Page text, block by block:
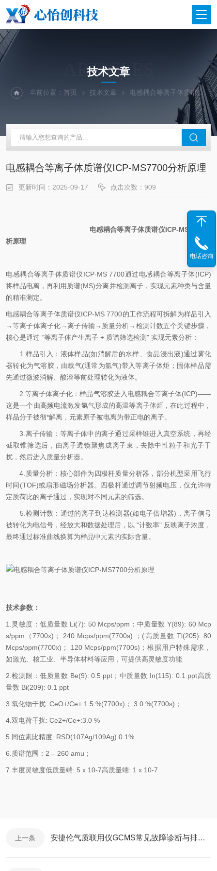
ARTICLES
技术文章
当前位置：首页 技术文章 电感耦合等离子体质谱仪ICP-MS7700分析原理
电感耦合等离子体质谱仪ICP-MS7700分析原理
更新时间：2025-09-17 点击次数：909
电感耦合等离子体质谱仪ICP-MS7700分
析原理
电感耦合等离子体质谱仪ICP-MS 7700通过电感耦合等离子体(ICP)
将样品电离，再利用质谱(MS)分离并检测离子，实现元素种类与含量
的精准测定。
电感耦合等离子体质谱仪ICP-MS 7700的工作流程可拆解为样品引入
→等离子体离子化→离子传输→质量分析→检测计数五个关键步骤，
核心是通过 “等离子体产生离子 + 质谱筛选检测" 实现元素分析：
1.样品引入：液体样品(如消解后的水样、食品浸出液)通过雾化
器转化为气溶胶，由载气(通常为氩气)带入等离子体炬；固体样品需
先通过微波消解、酸溶等前处理转化为液体。
2.等离子体离子化：样品气溶胶进入电感耦合等离子体(ICP)——
这是一个由高频电流激发氩气形成的高温等离子体炬，在此过程中，
样品分子被彻*解离，元素原子被电离为带正电的离子。
3.离子传输：等离子体中的离子通过采样锥进入真空系统，再经
截取锥筛选后，由离子透镜聚焦成离子束，去除中性粒子和光子干
扰，然后进入质量分析器。
4.质量分析：核心部件为四极杆质量分析器，部分机型采用飞行
时间(TOF)或扇形磁场分析器。四极杆通过调节射频电压，仅允许特
定质荷比的离子通过，实现对不同元素的筛选。
5.检测计数：通过的离子到达检测器(如电子倍增器)，离子信号
被转化为电信号，经放大和数据处理后，以 “计数率" 反映离子浓度，
最终通过标准曲线换算为样品中元素的实际含量。
技术参数：
1.灵敏度：低质量数 Li(7): 50 Mcps/ppm；中质量数 Y(89): 60 Mcp
s/ppm（7700x)； 240 Mcps/ppm(7700s) ；(高质量数 Tl(205): 80
Mcps/ppm(7700x)； 120 Mcps/ppm(7700s)；根据用户特殊需求，
如激光、核工业、半导体材料等应用，可提供高灵敏度功能
2.检测限：低质量数 Be(9): 0.5 ppt；中质量数 In(115): 0.1 ppt高质
量数 Bi(209): 0.1 ppt
3.氧化物干扰: CeO+/Ce+:1.5 %(7700x)； 3.0 %(7700s)；
4.双电荷干扰: Ce2+/Ce+:3.0 %
5.同位素比精度: RSD(107Ag/109Ag) 0.1%
6.质谱范围：2 – 260 amu；
7.丰度灵敏度低质量端: 5 x 10-7高质量端: 1 x 10-7
上一条 安捷伦气质联用仪GCMS常见故障诊断与排除指南
电话咨询